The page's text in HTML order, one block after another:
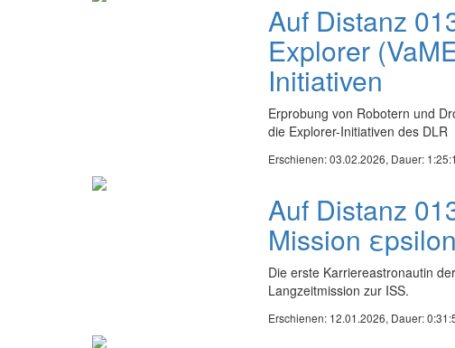
Auf Distanz
Explorer
Initiativen
Erprobung von Robotern und
die Explorer-Initiativen des DLR
Erschienen: 03.02.2026, Dauer:
Auf Distanz
Mission εpsilon
Die erste Karriereastronautin
Langzeitmission zur ISS.
Erschienen: 12.01.2026, Dauer: